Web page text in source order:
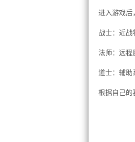
进入游戏后
战士：近战
法师：远程
道士：辅助
根据自己的